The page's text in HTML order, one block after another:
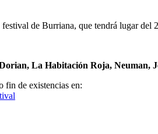
de Burriana, que tendrá lugar del
La Habitación Roja, Neuman,
fin de existencias en: